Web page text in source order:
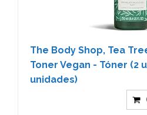
The Body Shop, Tea
Toner Vegan - Tóner (2
unidades)